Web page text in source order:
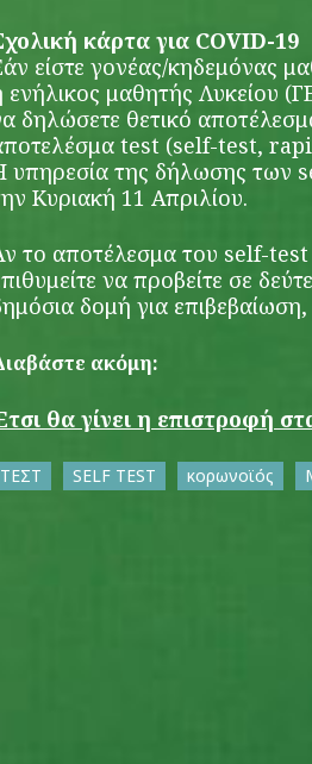
κάρτα για COVID-19
είστε γονέας/κηδεμόνας
ενήλικος μαθητής Λυκείου
δηλώσετε θετικό
test (self-test,
υπηρεσία της δήλωσης των
Κυριακή 11 Απριλίου.
το αποτέλεσμα του self-test
να προβείτε σε
δομή για
ακόμη:
θα γίνει η επιστροφή
ΤΕΣΤ SELF TEST κορωνοϊός